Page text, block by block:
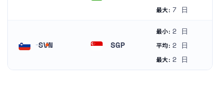
最大: 7 日
SVN SGP
最小: 2 日
平均: 2 日
最大: 2 日